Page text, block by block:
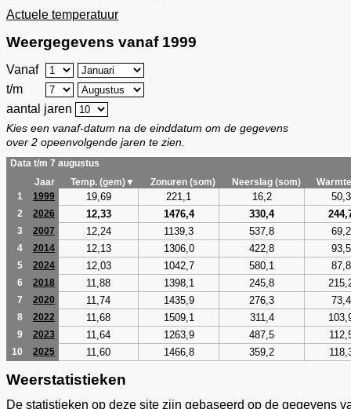
Actuele temperatuur
Weergegevens vanaf 1999
Vanaf
t/m
aantal jaren
Kies een vanaf-datum na de einddatum om de gegevens
over 2 opeenvolgende jaren te zien.
Data t/m 7 augustus
Jaar
Temp. (gem)▼ Zonuren (som) Neerslag (som)
1
1999 19,69 221,1 16,2 50,3
2 2026 12,33 1476,4 330,4
3 2007 12,24 1139,3 537,8 69,2
4 2014 12,13 1306,0 422,8 93,5
5 2024 12,03 1042,7 580,1 87,8
6 2018 11,88 1398,1 245,8
7 2020 11,74 1435,9 276,3 73,4
8 2022 11,68 1509,1 311,4
9 2023 11,64 1263,9 487,5
10 2025 11,60 1466,8 359,2
Weerstatistieken
De statistieken op deze site zijn gebaseerd op de gegevens